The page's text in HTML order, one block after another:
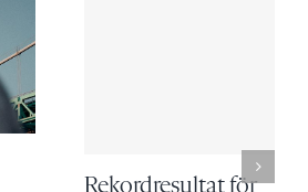
Rekordresultat för